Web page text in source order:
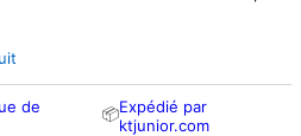
de
📦Expédié par
ktjunior.com